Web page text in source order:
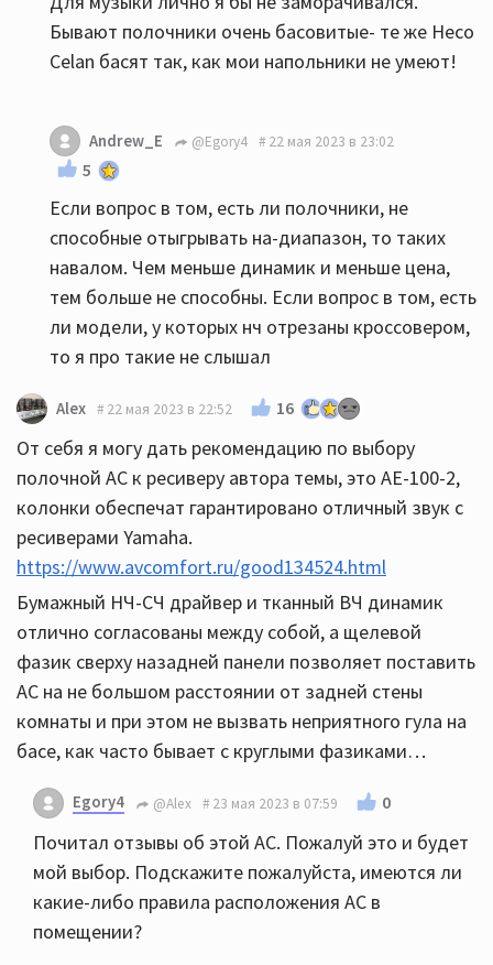
Бывают полочники очень басовитые- те же Heco
Celan басят так, как мои напольники не умеют!
Andrew_E @Egory4 22 мая 2023 в 23:02
5
Если вопрос в том, есть ли полочники, не
способные отыгрывать на-диапазон, то таких
навалом. Чем меньше динамик и меньше цена,
тем больше не способны. Если вопрос в том, есть
ли модели, у которых нч отрезаны кроссовером,
то я про такие не слышал
Alex 22 мая 2023 в 22:52 16
От себя я могу дать рекомендацию по выбору
полочной АС к ресиверу автора темы, это AE-100-2,
колонки обеспечат гарантировано отличный звук с
ресиверами Yamaha.
https://www.avcomfort.ru/good134524.html
Бумажный НЧ-СЧ драйвер и тканный ВЧ динамик
отлично согласованы между собой, а щелевой
фазик сверху назадней панели позволяет поставить
АС на не большом расстоянии от задней стены
комнаты и при этом не вызвать неприятного гула на
басе, как часто бывает с круглыми фазиками…
Egory4 @Alex 23 мая 2023 в 07:59 0
Почитал отзывы об этой АС. Пожалуй это и будет
мой выбор. Подскажите пожалуйста, имеются ли
какие-либо правила расположения АС в
помещении?